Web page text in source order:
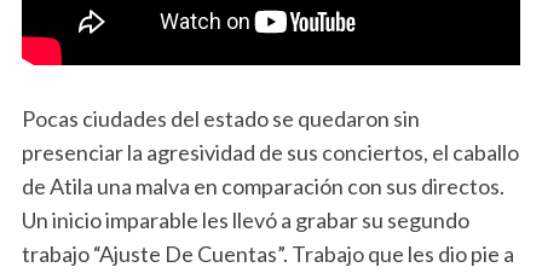
Pocas ciudades del estado se quedaron sin
presenciar la agresividad de sus conciertos, el caballo
de Atila una malva en comparación con sus directos.
Un inicio imparable les llevó a grabar su segundo
trabajo “Ajuste De Cuentas”. Trabajo que les dio pie a